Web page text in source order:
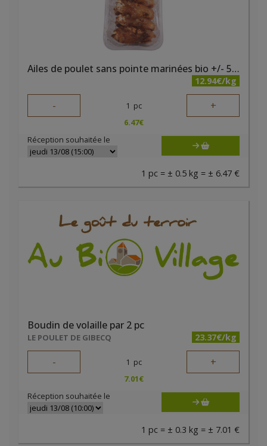
Ailes de poulet sans pointe marinées bio +/- 500 gr Belki
12.94€/kg
- 1 pc +
6.47€
Réception souhaitée le
1 pc = ± 0.5 kg = ± 6.47 €
Boudin de volaille par 2 pc
LE POULET DE GIBECQ 23.37€/kg
- 1 pc +
7.01€
Réception souhaitée le
1 pc = ± 0.3 kg = ± 7.01 €